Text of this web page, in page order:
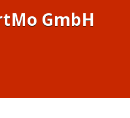
GmbH